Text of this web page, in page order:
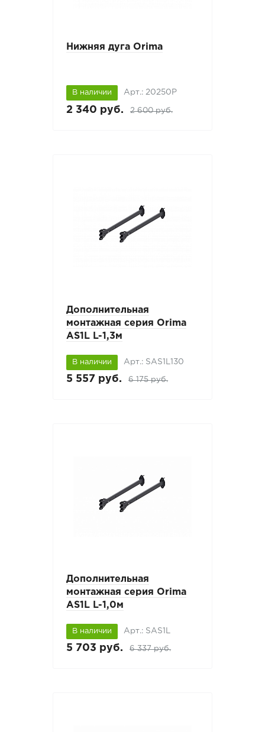
Нижняя дуга Orima
В наличии Арт.: 20250P
2 340 руб. 2 600 руб.
Дополнительная
монтажная серия Orima
AS1L L-1,3м
В наличии Арт.: SAS1L130
5 557 руб. 6 175 руб.
Дополнительная
монтажная серия Orima
AS1L L-1,0м
В наличии Арт.: SAS1L
5 703 руб. 6 337 руб.